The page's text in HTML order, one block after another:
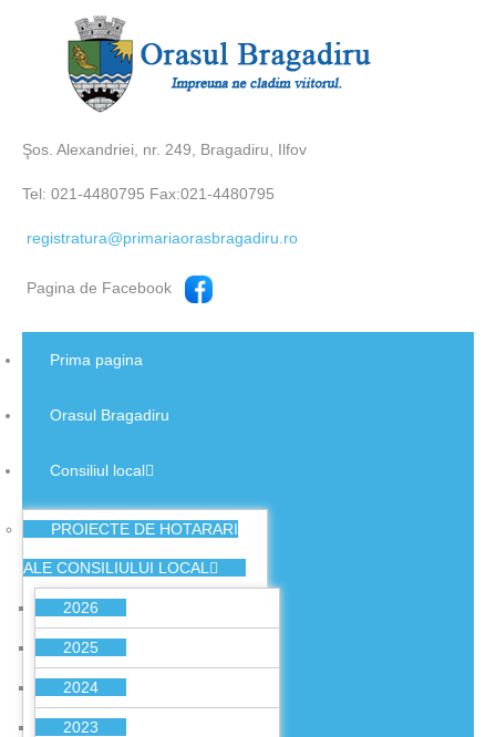
Şos. Alexandriei, nr. 249, Bragadiru, Ilfov
Tel: 021-4480795 Fax:021-4480795
registratura@primariaorasbragadiru.ro
Pagina de Facebook
Prima pagina
Orasul Bragadiru
Consiliul local
PROIECTE DE HOTARARI
ALE CONSILIULUI LOCAL
2026
2025
2024
2023